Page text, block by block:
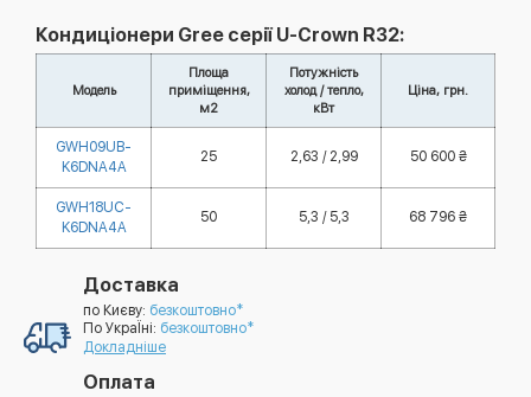
Кондиціонери Gree серії U-Crown R32:
Модель
Площа
приміщення,
м2
Потужність
холод / тепло,
кВт
Ціна, грн.
GWH09UB-
K6DNA4A
25 2,63 / 2,99 50 600 ₴
GWH18UC-
K6DNA4A
50 5,3 / 5,3 68 796 ₴
Доставка
по Києву: безкоштовно*
По УкраЇні: безкоштовно*
Докладніше
Оплата